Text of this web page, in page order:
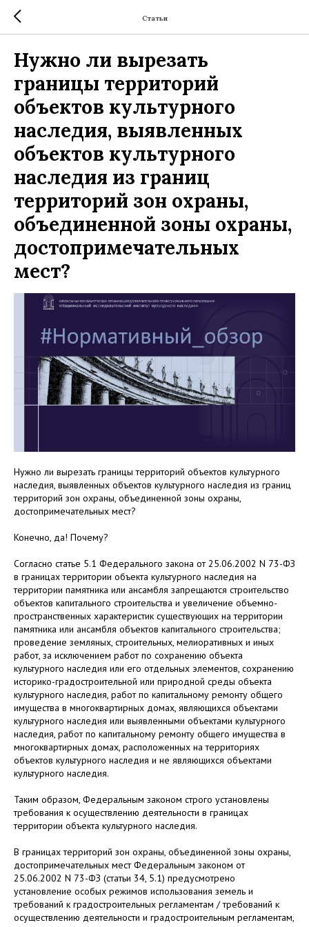
Статьи
Нужно ли вырезать
границы территорий
объектов культурного
наследия, выявленных
объектов культурного
наследия из границ
территорий зон охраны,
объединенной зоны охраны,
достопримечательных
мест?
Нужно ли вырезать границы территорий объектов культурного
наследия, выявленных объектов культурного наследия из границ
территорий зон охраны, объединенной зоны охраны,
достопримечательных мест?
Конечно, да! Почему?
Согласно статье 5.1 Федерального закона от 25.06.2002 N 73-ФЗ
в границах территории объекта культурного наследия на
территории памятника или ансамбля запрещаются строительство
объектов капитального строительства и увеличение объемно-
пространственных характеристик существующих на территории
памятника или ансамбля объектов капитального строительства;
проведение земляных, строительных, мелиоративных и иных
работ, за исключением работ по сохранению объекта
культурного наследия или его отдельных элементов, сохранению
историко-градостроительной или природной среды объекта
культурного наследия, работ по капитальному ремонту общего
имущества в многоквартирных домах, являющихся объектами
культурного наследия или выявленными объектами культурного
наследия, работ по капитальному ремонту общего имущества в
многоквартирных домах, расположенных на территориях
объектов культурного наследия и не являющихся объектами
культурного наследия.
Таким образом, Федеральным законом строго установлены
требования к осуществлению деятельности в границах
территории объекта культурного наследия.
В границах территорий зон охраны, объединенной зоны охраны,
достопримечательных мест Федеральным законом от
25.06.2002 N 73-ФЗ (статьи 34, 5.1) предусмотрено
установление особых режимов использования земель и
требований к градостроительных регламентам / требований к
осуществлению деятельности и градостроительным регламентам,